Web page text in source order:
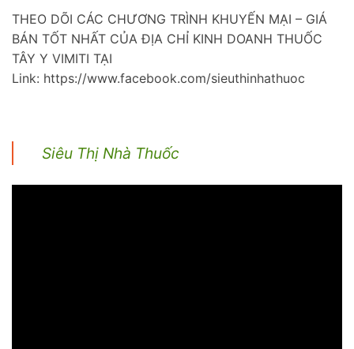
THEO DÕI CÁC CHƯƠNG TRÌNH KHUYẾN MẠI – GIÁ
BÁN TỐT NHẤT CỦA ĐỊA CHỈ KINH DOANH THUỐC
TÂY Y VIMITI TẠI
Link: https://www.facebook.com/sieuthinhathuoc
Siêu Thị Nhà Thuốc